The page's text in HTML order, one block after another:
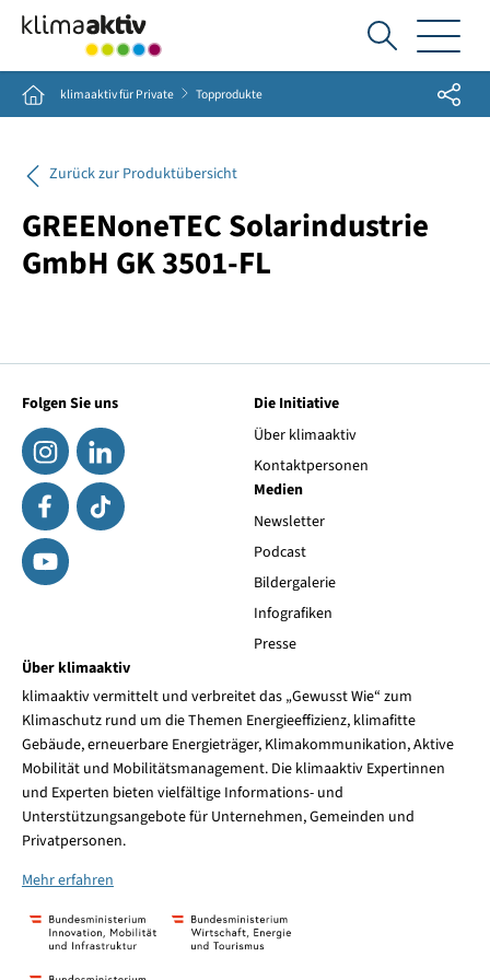
Ich
suche...
Home klimaaktiv für Private Topprodukte Share
Zurück zur Produktübersicht
GREENoneTEC Solarindustrie
GmbH GK 3501-FL
Folgen Sie uns
Die Initiative
Über klimaaktiv
Kontaktpersonen
Medien
Newsletter
Podcast
Bildergalerie
Infografiken
Presse
Über klimaaktiv
klimaaktiv vermittelt und verbreitet das „Gewusst Wie“ zum
Klimaschutz rund um die Themen Energieeffizienz, klimafitte
Gebäude, erneuerbare Energieträger, Klimakommunikation, Aktive
Mobilität und Mobilitätsmanagement. Die klimaaktiv Expertinnen
und Experten bieten vielfältige Informations- und
Unterstützungsangebote für Unternehmen, Gemeinden und
Privatpersonen.
Mehr erfahren